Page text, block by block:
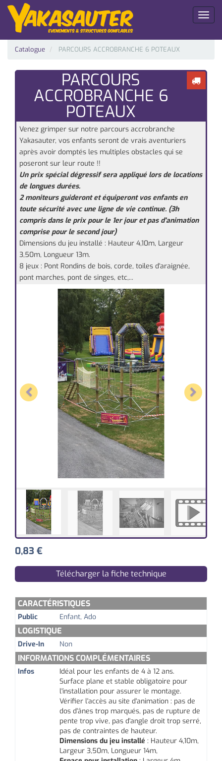
Toggle
Catalogue PARCOURS ACCROBRANCHE 6 POTEAUX
PARCOURS
ACCROBRANCHE 6
POTEAUX
Venez grimper sur notre parcours accrobranche
Yakasauter, vos enfants seront de vrais aventuriers
après avoir domptés les multiples obstacles qui se
poseront sur leur route !!
Un prix spécial dégressif sera appliqué lors de locations
de longues durées.
2 moniteurs guideront et équiperont vos enfants en
toute sécurité avec une ligne de vie continue. (3h
compris dans le prix pour le 1er jour et pas d'animation
comprise pour le second jour)
Dimensions du jeu installé : Hauteur 4,10m, Largeur
3,50m, Longueur 13m.
8 jeux : Pont Rondins de bois, corde, toiles d'araignée,
pont marches, pont de singes, etc,...
Previous Next
0,83 €
Télécharger la fiche technique
CARACTÉRISTIQUES
Public Enfant, Ado
LOGISTIQUE
Drive-In Non
INFORMATIONS COMPLÉMENTAIRES
Infos
Idéal pour les enfants de 4 à 12 ans.
Surface plane et stable obligatoire pour
l'installation pour assurer le montage.
Vérifier l'accès au site d'animation : pas de
dos d'ânes trop marqués, pas de rupture de
pente trop vive, pas d'angle droit trop serré,
pas de contraintes de hauteur.
Dimensions du jeu installé : Hauteur 4,10m,
Largeur 3,50m, Longueur 14m,